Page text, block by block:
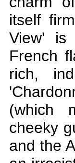
itself
View'
French
rich,
(which
cheeky
and the